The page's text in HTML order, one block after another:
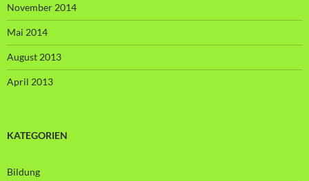
November 2014
Mai 2014
August 2013
April 2013
KATEGORIEN
Bildung